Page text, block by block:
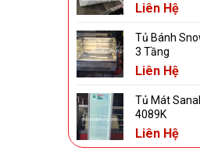
Liên Hệ
Tủ Bánh
3 Tầng
Liên Hệ
Tủ Mát
4089K
Liên Hệ